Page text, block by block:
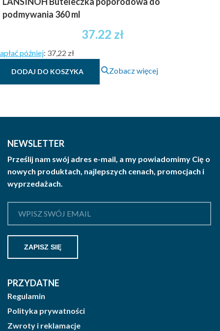
podmywania 360 ml
37.22 zł
później: 37,22 zł
DODAJ DO KOSZYKA Zobacz więcej
NEWSLETTER
Prześlij nam swój adres e-mail, a my powiadomimy Cię o
nowych produktach, najlepszych cenach, promocjach i
wyprzedażach.
PRZYDATNE
Regulamin
Polityka prywatności
Zwroty i reklamacje